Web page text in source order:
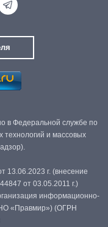
в Федеральной службе по
и массовых
13.06.2023 г. (внесение
от 03.05.2011 г.)
информационно-
«Правмир») (ОГРН